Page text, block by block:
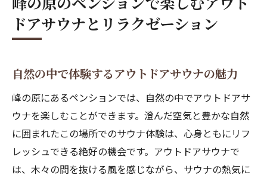
ドアサウナとリラクゼーション
自然の中で体験するアウトドアサウナの魅力
峰の原にあるペンションでは、自然の中でアウトドアサ
ウナを楽しむことができます。澄んだ空気と豊かな自然
に囲まれたこの場所でのサウナ体験は、心身ともにリフ
レッシュできる絶好の機会です。アウトドアサウナで
は、木々の間を抜ける風を感じながら、サウナの熱気に